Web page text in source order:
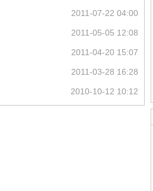
2011-07-22 04:00
2011-05-05 12:08
2011-04-20 15:07
2011-03-28 16:28
2010-10-12 10:12